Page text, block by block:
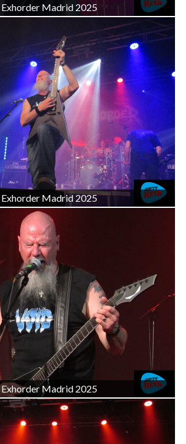
Exhorder Madrid 2025
Exhorder Madrid 2025
Exhorder Madrid 2025